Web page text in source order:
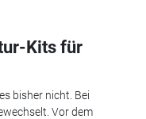
Kits für
bisher nicht. Bei
Vor dem